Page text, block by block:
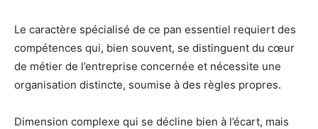
Le caractère spécialisé de ce pan essentiel requiert des
compétences qui, bien souvent, se distinguent du cœur
de métier de l’entreprise concernée et nécessite une
organisation distincte, soumise à des règles propres.
Dimension complexe qui se décline bien à l’écart, mais